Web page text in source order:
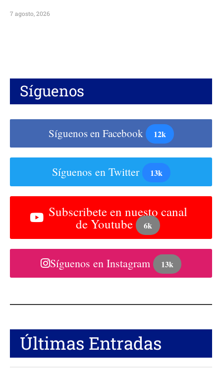
7 agosto, 2026
Síguenos
Síguenos en Facebook 12k
Síguenos en Twitter 13k
Subscribete en nuesto canal
de Youtube 6k
Síguenos en Instagram 13k
Últimas Entradas